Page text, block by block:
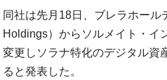
同社は先月18日、ブレラホール
Holdings）からソルメイト・イ
変更しソラナ特化のデジタル資
ると発表した。